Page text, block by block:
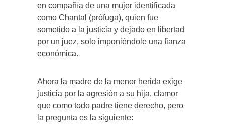
en compañía de una mujer identificada
como Chantal (prófuga), quien fue
sometido a la justicia y dejado en libertad
por un juez, solo imponiéndole una fianza
económica.
Ahora la madre de la menor herida exige
justicia por la agresión a su hija, clamor
que como todo padre tiene derecho, pero
la pregunta es la siguiente: